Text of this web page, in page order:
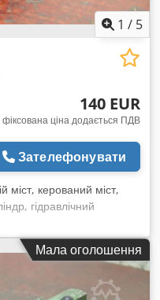
1 / 5
140 EUR
фіксована ціна додається ПДВ
Зателефонувати
міст, керований міст,
гідравлічний
шток, натискний
циліндр: циліндр з
мм - Розміри: Ø 75 x
Aafsa
Мала оголошення